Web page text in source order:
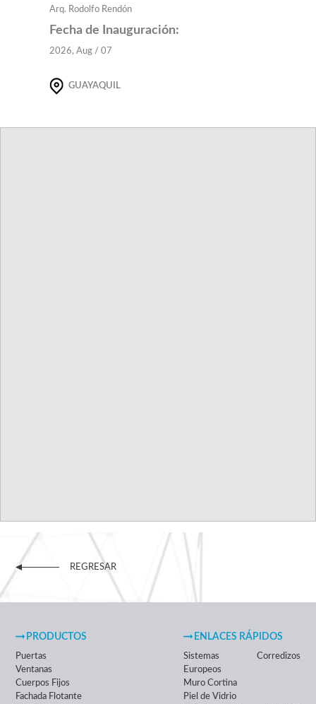
Arq. Rodolfo Rendón
Fecha de Inauguración:
2026, Aug / 07
GUAYAQUIL
REGRESAR
ENLACES RÁPIDOS
Sistemas Corredizos
Europeos
Muro Cortina
Piel de Vidrio
PRODUCTOS
Puertas
Ventanas
Cuerpos Fijos
Fachada Flotante